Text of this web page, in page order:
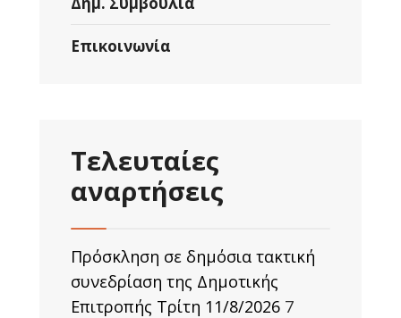
Επικοινωνία
Τελευταίες
αναρτήσεις
Πρόσκληση σε δημόσια τακτική
συνεδρίαση της Δημοτικής
Επιτροπής Τρίτη 11/8/2026 7